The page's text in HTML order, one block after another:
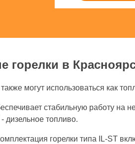
горелки в
могут использоваться как
стабильную работу на
дизельное топливо.
горелки типа IL-ST